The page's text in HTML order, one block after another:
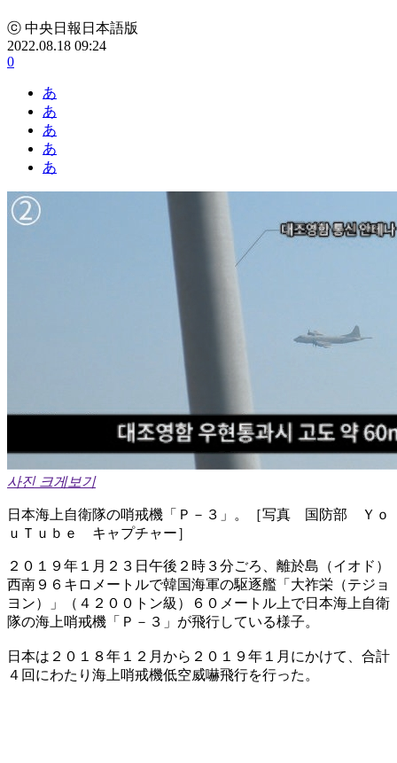
ⓒ 中央日報日本語版
2022.08.18 09:24
0
あ
あ
あ
あ
あ
사진 크게보기
日本海上自衛隊の哨戒機「Ｐ－３」。［写真 国防部 Ｙｏ
ｕＴｕｂｅ キャプチャー］
２０１９年１月２３日午後２時３分ごろ、離於島（イオド）
西南９６キロメートルで韓国海軍の駆逐艦「大祚栄（テジョ
ヨン）」（４２００トン級）６０メートル上で日本海上自衛
隊の海上哨戒機「Ｐ－３」が飛行している様子。
日本は２０１８年１２月から２０１９年１月にかけて、合計
４回にわたり海上哨戒機低空威嚇飛行を行った。